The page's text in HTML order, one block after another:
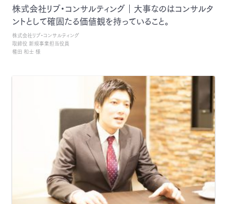
株式会社リブ・コンサルティング｜大事なのはコンサルタ
ントとして確固たる価値観を持っていること。
株式会社リブ・コンサルティング
取締役 新規事業担当役員
権田 和士 様